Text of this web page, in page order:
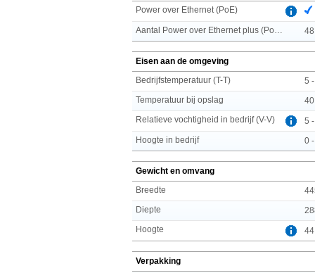
Power over Ethernet (PoE)
48
Eisen aan de omgeving
Bedrijfstemperatuur (T-T)
5
Temperatuur bij opslag
Relatieve vochtigheid in bedrijf (V-V)
5
Hoogte in bedrijf
0
Gewicht en omvang
Breedte
Diepte
Hoogte
Verpakking